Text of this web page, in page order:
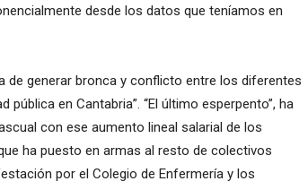
desde los datos que teníamos en
de generar bronca y conflicto entre los diferentes
en Cantabria”. “El último esperpento”, ha
con ese aumento lineal salarial de los
ha puesto en armas al resto de colectivos
por el Colegio de Enfermería y los